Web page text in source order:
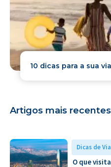
10 dicas para a sua
Artigos mais recentes
Dicas de
O que